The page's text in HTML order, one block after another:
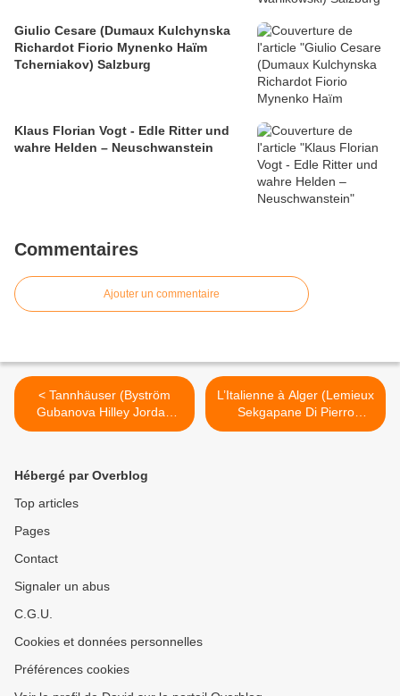
Giulio Cesare (Dumaux Kulchynska
Richardot Fiorio Mynenko Haïm
Tcherniakov) Salzburg
Klaus Florian Vogt - Edle Ritter und
wahre Helden – Neuschwanstein
Commentaires
Ajouter un commentaire
< Tannhäuser (Byström
Gubanova Hilley Jordan
Steier) Wiener Staatsoper
L’Italienne à Alger (Lemieux
Sekgapane Di Pierro
Chauvin) Champs-Élysées
Hébergé par Overblog
Top articles
Pages
Contact
Signaler un abus
C.G.U.
Cookies et données personnelles
Préférences cookies